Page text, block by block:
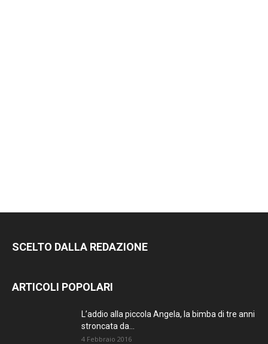
SCELTO DALLA REDAZIONE
ARTICOLI POPOLARI
L’addio alla piccola Angela, la bimba di tre anni
stroncata da...
4 Febbraio 2016